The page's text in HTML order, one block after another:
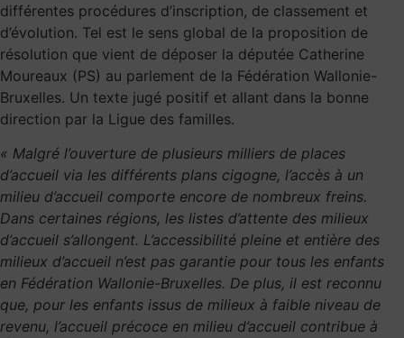
différentes procédures d’inscription, de classement et
d’évolution. Tel est le sens global de la proposition de
résolution que vient de déposer la députée Catherine
Moureaux (PS) au parlement de la Fédération Wallonie-
Bruxelles. Un texte jugé positif et allant dans la bonne
direction par la Ligue des familles.
« Malgré l’ouverture de plusieurs milliers de places
d’accueil via les différents plans cigogne, l’accès à un
milieu d’accueil comporte encore de nombreux freins.
Dans certaines régions, les listes d’attente des milieux
d’accueil s’allongent. L’accessibilité pleine et entière des
milieux d’accueil n’est pas garantie pour tous les enfants
en Fédération Wallonie-Bruxelles. De plus, il est reconnu
que, pour les enfants issus de milieux à faible niveau de
revenu, l’accueil précoce en milieu d’accueil contribue à